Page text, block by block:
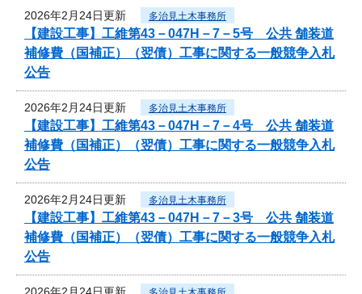
2026年2月24日更新 多治見土木事務所
【建設工事】工維第43－047H－7－5号 公共 舗装道
補修費（国補正）（翌債）工事に関する一般競争入札
公告
2026年2月24日更新 多治見土木事務所
【建設工事】工維第43－047H－7－4号 公共 舗装道
補修費（国補正）（翌債）工事に関する一般競争入札
公告
2026年2月24日更新 多治見土木事務所
【建設工事】工維第43－047H－7－3号 公共 舗装道
補修費（国補正）（翌債）工事に関する一般競争入札
公告